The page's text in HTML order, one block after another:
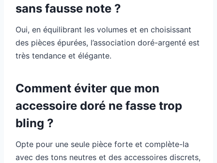
sans fausse note ?
Oui, en équilibrant les volumes et en choisissant
des pièces épurées, l’association doré-argenté est
très tendance et élégante.
Comment éviter que mon
accessoire doré ne fasse trop
bling ?
Opte pour une seule pièce forte et complète-la
avec des tons neutres et des accessoires discrets,